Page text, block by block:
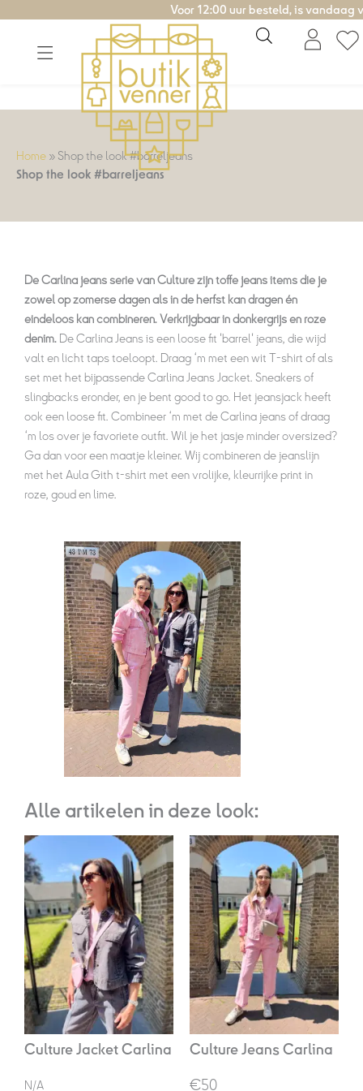
Voor 12:00 uur besteld, is vandaag
Home » Shop the look #barreljeans
Shop the look #barreljeans
De Carlina jeans serie van Culture zijn toffe jeans items die je
zowel op zomerse dagen als in de herfst kan dragen én
eindeloos kan combineren. Verkrijgbaar in donkergrijs en roze
denim. De Carlina Jeans is een loose fit 'barrel' jeans, die wijd
valt en licht taps toeloopt. Draag ‘m met een wit T-shirt of als
set met het bijpassende Carlina Jeans Jacket. Sneakers of
slingbacks eronder, en je bent good to go. Het jeansjack heeft
ook een loose fit. Combineer ‘m met de Carlina jeans of draag
‘m los over je favoriete outfit. Wil je het jasje minder oversized?
Ga dan voor een maatje kleiner. Wij combineren de jeanslijn
met het Aula Gith t-shirt met een vrolijke, kleurrijke print in
roze, goud en lime.
Alle artikelen in deze look:
Culture Jacket Carlina
N/A
Culture Jeans Carlina
€50
Oorspronkelijke
prijs
was:
€99,95.
Huidige
prijs
is:
€50,00.